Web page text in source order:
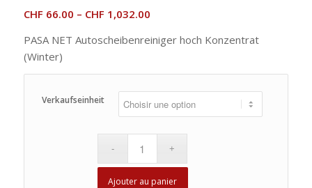
CHF 66.00 – CHF 1,032.00
PASA NET Autoscheibenreiniger hoch Konzentrat
(Winter)
Verkaufseinheit
Ajouter au panier